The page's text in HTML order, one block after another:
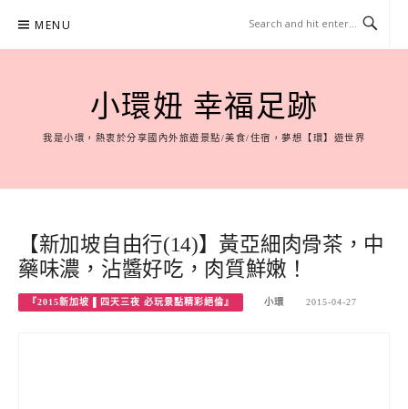
content
MENU
小環妞 幸福足跡
我是小環，熱衷於分享國內外旅遊景點/美食/住宿，夢想【環】遊世界
【新加坡自由行(14)】黃亞細肉骨茶，中
藥味濃，沾醬好吃，肉質鮮嫩！
『2015新加坡 ▌四天三夜 必玩景點精彩絕倫』 小環 2015-04-27